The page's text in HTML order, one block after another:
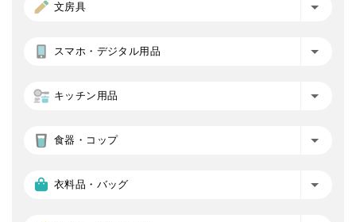
文房具
スマホ・デジタル用品
キッチン用品
食器・コップ
衣料品・バッグ